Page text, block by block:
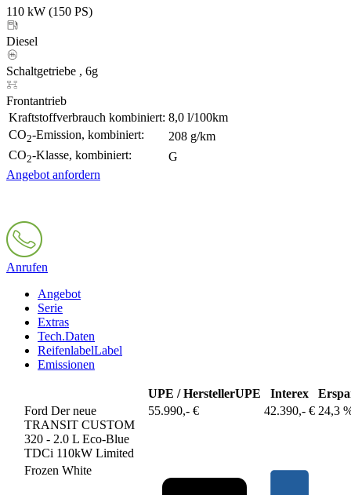
110 kW (150 PS)
Diesel
Schaltgetriebe , 6g
Frontantrieb
Kraftstoffverbrauch kombiniert: 8,0 l/100km
CO2-Emission, kombiniert:
208 g/km
CO2-Klasse, kombiniert:
G
Angebot anfordern
Anrufen
Angebot
Serie
Extras
Tech.Daten
ReifenlabelLabel
Emissionen
UPE / HerstellerUPE Interex
Ford Der neue
TRANSIT CUSTOM
320 - 2.0 L Eco-Blue
TDCi 110kW Limited
55.990,- € 42.390,- € 24,3
Frozen White